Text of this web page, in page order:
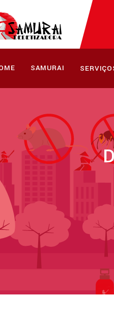
SAMURAI